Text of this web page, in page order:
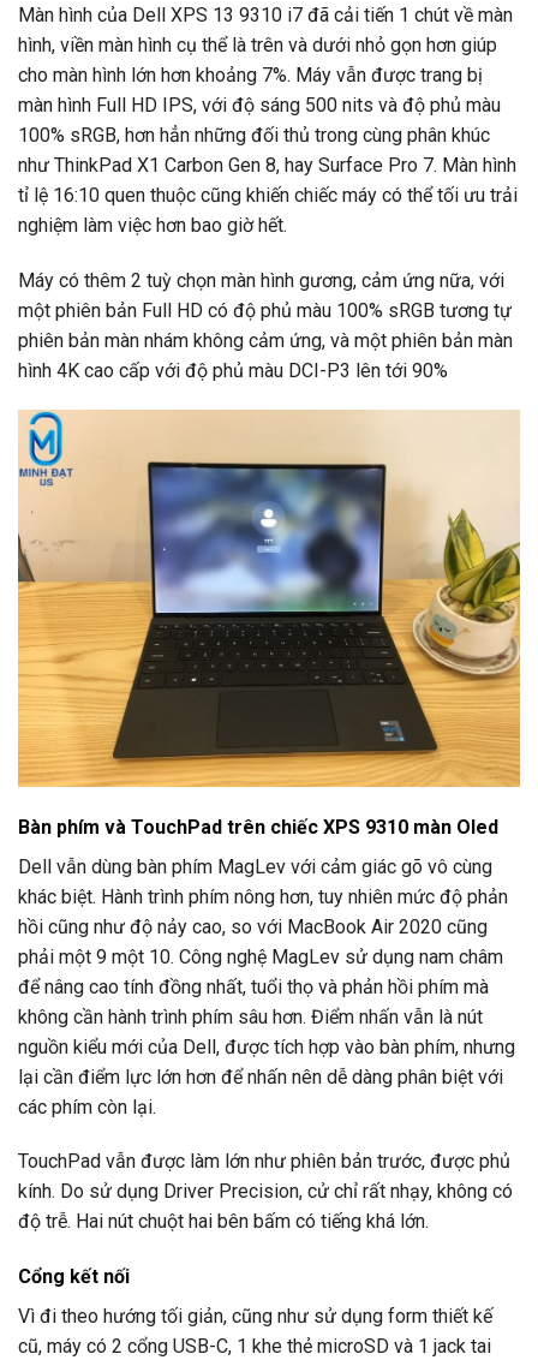
Màn hình của Dell XPS 13 9310 i7 đã cải tiến 1 chút về màn
hình, viền màn hình cụ thể là trên và dưới nhỏ gọn hơn giúp
cho màn hình lớn hơn khoảng 7%. Máy vẫn được trang bị
màn hình Full HD IPS, với độ sáng 500 nits và độ phủ màu
100% sRGB, hơn hẳn những đối thủ trong cùng phân khúc
như ThinkPad X1 Carbon Gen 8, hay Surface Pro 7. Màn hình
tỉ lệ 16:10 quen thuộc cũng khiến chiếc máy có thể tối ưu trải
nghiệm làm việc hơn bao giờ hết.
Máy có thêm 2 tuỳ chọn màn hình gương, cảm ứng nữa, với
một phiên bản Full HD có độ phủ màu 100% sRGB tương tự
phiên bản màn nhám không cảm ứng, và một phiên bản màn
hình 4K cao cấp với độ phủ màu DCI-P3 lên tới 90%
Bàn phím và TouchPad trên chiếc XPS 9310 màn Oled
Dell vẫn dùng bàn phím MagLev với cảm giác gõ vô cùng
khác biệt. Hành trình phím nông hơn, tuy nhiên mức độ phản
hồi cũng như độ nảy cao, so với MacBook Air 2020 cũng
phải một 9 một 10. Công nghệ MagLev sử dụng nam châm
để nâng cao tính đồng nhất, tuổi thọ và phản hồi phím mà
không cần hành trình phím sâu hơn. Điểm nhấn vẫn là nút
nguồn kiểu mới của Dell, được tích hợp vào bàn phím, nhưng
lại cần điểm lực lớn hơn để nhấn nên dễ dàng phân biệt với
các phím còn lại.
TouchPad vẫn được làm lớn như phiên bản trước, được phủ
kính. Do sử dụng Driver Precision, cử chỉ rất nhạy, không có
độ trễ. Hai nút chuột hai bên bấm có tiếng khá lớn.
Cổng kết nối
Vì đi theo hướng tối giản, cũng như sử dụng form thiết kế
cũ, máy có 2 cổng USB-C, 1 khe thẻ microSD và 1 jack tai